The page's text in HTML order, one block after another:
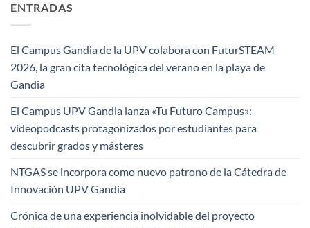
ENTRADAS
El Campus Gandia de la UPV colabora con FuturSTEAM
2026, la gran cita tecnológica del verano en la playa de
Gandia
El Campus UPV Gandia lanza «Tu Futuro Campus»:
videopodcasts protagonizados por estudiantes para
descubrir grados y másteres
NTGAS se incorpora como nuevo patrono de la Cátedra de
Innovación UPV Gandia
Crónica de una experiencia inolvidable del proyecto